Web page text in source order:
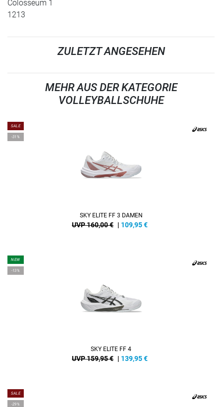
Colosseum 1
1213
ZULETZT ANGESEHEN
MEHR AUS DER KATEGORIE
VOLLEYBALLSCHUHE
SALE
-31%
SKY ELITE FF 3 DAMEN
UVP 160,00 € | 109,95€
NEW
-13%
SKY ELITE FF 4
UVP 159,95 € | 139,95€
SALE
-29%